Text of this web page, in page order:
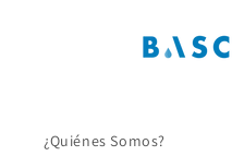
¿Quiénes Somos?